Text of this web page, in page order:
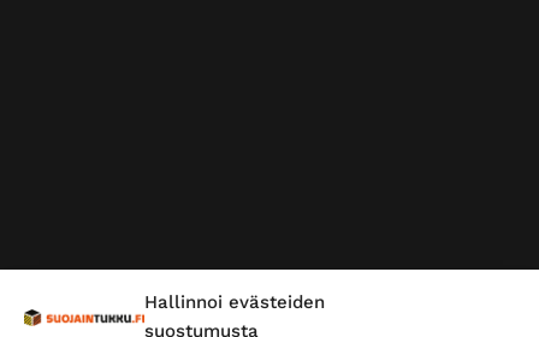
Hallinnoi evästeiden
suostumusta